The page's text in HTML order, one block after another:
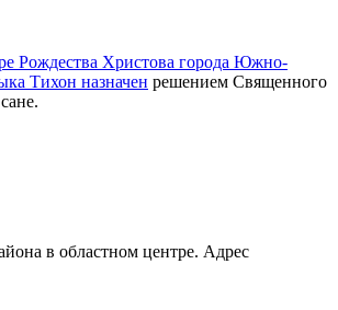
Рождества Христова города Южно-
Тихон назначен решением Священного
в областном центре. Адрес